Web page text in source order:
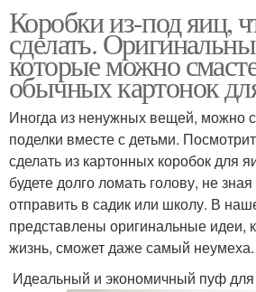
Коробки из-под яиц,
сделать.
которые можно
обычных картонок
Иногда из ненужных вещей, можно
поделки вместе с детьми.
сделать из картонных коробок для
будете долго ломать голову, не
отправить в садик или школу. В
представлены оригинальные идеи,
жизнь, сможет даже самый неумеха.
Идеальный и экономичный пуф для